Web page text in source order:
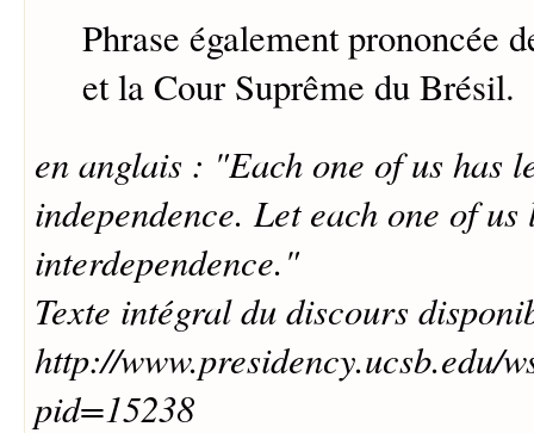
Phrase également prononcée
et la Cour Suprême du Brésil.
en anglais : "Each one of us has
independence. Let each one of
interdependence."
Texte intégral du discours
http://www.presidency.ucsb.edu/
pid=15238